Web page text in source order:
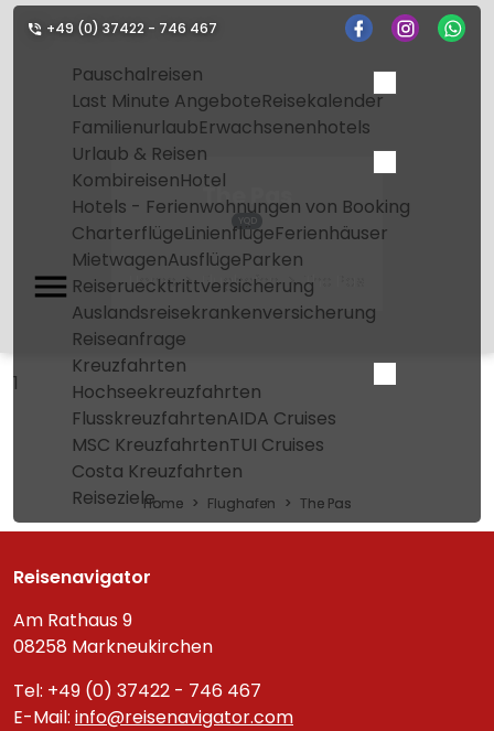
+49 (0) 37422 - 746 467
Pauschalreisen
Last Minute AngeboteReisekalender
FamilienurlaubErwachsenenhotels
Urlaub & Reisen
KombireisenHotel
Hotels - Ferienwohnungen von Booking
CharterflügeLinienflügeFerienhäuser
MietwagenAusflügeParken
Reiseruecktrittversicherung
Auslandsreisekrankenversicherung
Reiseanfrage
Kreuzfahrten
Hochseekreuzfahrten
FlusskreuzfahrtenAIDA Cruises
MSC KreuzfahrtenTUI Cruises
Costa Kreuzfahrten
Reiseziele
The Pas
YQD
Home Flughafen The Pas
1
Home Flughafen The Pas
Reisenavigator
Am Rathaus 9
08258 Markneukirchen
Tel: +49 (0) 37422 - 746 467
E-Mail: info@reisenavigator.com